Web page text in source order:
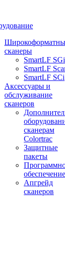
сканеры
SmartLF SGi
SmartLF
SmartLF SCi
Аксессуары и
обслуживание
сканеров
сканерам
Colortrac
Защитные
пакеты
обеспечение
Апгрейд
сканеров